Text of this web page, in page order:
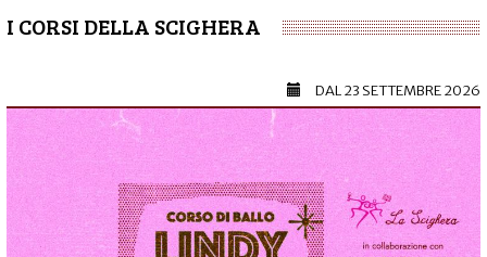
I CORSI DELLA SCIGHERA
DAL23 SETTEMBRE 2026